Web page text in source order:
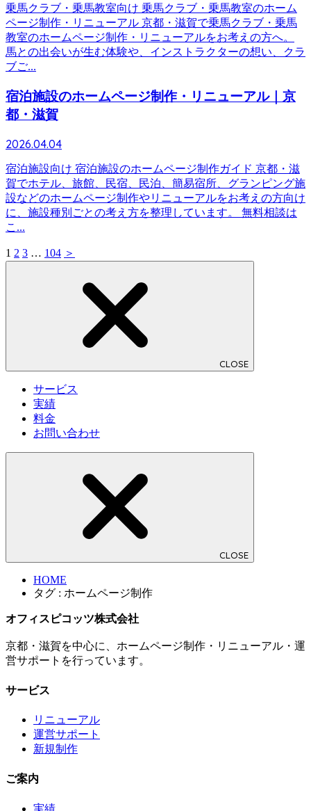
乗馬クラブ・乗馬教室向け 乗馬クラブ・乗馬教室のホーム
ページ制作・リニューアル 京都・滋賀で乗馬クラブ・乗馬
教室のホームページ制作・リニューアルをお考えの方へ。
馬との出会いが生む体験や、インストラクターの想い、クラ
ブご...
宿泊施設のホームページ制作・リニューアル｜京
都・滋賀
2026.04.04
宿泊施設向け 宿泊施設のホームページ制作ガイド 京都・滋
賀でホテル、旅館、民宿、民泊、簡易宿所、グランピング施
設などのホームページ制作やリニューアルをお考えの方向け
に、施設種別ごとの考え方を整理しています。 無料相談は
こ...
1 2 3 … 104 ＞
CLOSE
サービス
実績
料金
お問い合わせ
CLOSE
HOME
タグ : ホームページ制作
オフィスピコッツ株式会社
京都・滋賀を中心に、ホームページ制作・リニューアル・運
営サポートを行っています。
サービス
リニューアル
運営サポート
新規制作
ご案内
実績